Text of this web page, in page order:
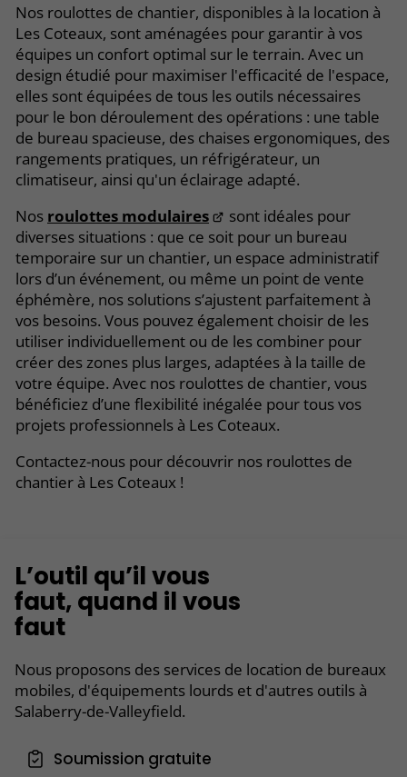
Nos roulottes de chantier, disponibles à la location à
Les Coteaux, sont aménagées pour garantir à vos
équipes un confort optimal sur le terrain. Avec un
design étudié pour maximiser l'efficacité de l'espace,
elles sont équipées de tous les outils nécessaires
pour le bon déroulement des opérations : une table
de bureau spacieuse, des chaises ergonomiques, des
rangements pratiques, un réfrigérateur, un
climatiseur, ainsi qu'un éclairage adapté.
Nos roulottes modulaires
sont idéales pour
diverses situations : que ce soit pour un bureau
temporaire sur un chantier, un espace administratif
lors d’un événement, ou même un point de vente
éphémère, nos solutions s’ajustent parfaitement à
vos besoins. Vous pouvez également choisir de les
utiliser individuellement ou de les combiner pour
créer des zones plus larges, adaptées à la taille de
votre équipe. Avec nos roulottes de chantier, vous
bénéficiez d’une flexibilité inégalée pour tous vos
projets professionnels à Les Coteaux.
Contactez-nous pour découvrir nos roulottes de
chantier à Les Coteaux !
L’outil qu’il vous
faut, quand il vous
faut
Nous proposons des services de location de bureaux
mobiles, d'équipements lourds et d'autres outils à
Salaberry-de-Valleyfield.
Soumission gratuite